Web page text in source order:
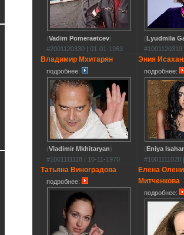
(Vadim Pomeraetcev)
#2001120330 | 01-01-1963
(Lyudmila
#1001120319
Владимир Мхитарян
подробнее:
(Vladimir Mkhitaryan)
#1001111118 | 10-11-1970
Эния
подробнее:
(Eniya
#1001111028
Татьяна Виноградова
подробнее:
Елена
Митченкова
подробнее: